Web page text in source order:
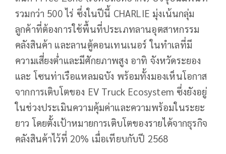
รวมกว่า 500 ไร่ ซึ่งในปีนี้ CHARLIE มุ่งเน้นกลุ่ม
ลูกค้าที่ต้องการใช้พื้นที่ประเภทลานอุตสาหกรรม
คลังสินค้า และลานตู้คอนเทนเนอร์ ในทำเลที่มี
ความเสี่ยงต่ำและมีศักยภาพสูง อาทิ จังหวัดระยอง
และ โซนท่าเรือแหลมฉบัง พร้อมทั้งมองเห็นโอกาส
จากการเติบโตของ EV Truck Ecosystem ซึ่งยังอยู่
ในช่วงประเมินความคุ้มค่าและความพร้อมในระยะ
ยาว โดยตั้งเป้าหมายการเติบโตของรายได้จากธุรกิจ
คลังสินค้าไว้ที่ 20% เมื่อเทียบกับปี 2568